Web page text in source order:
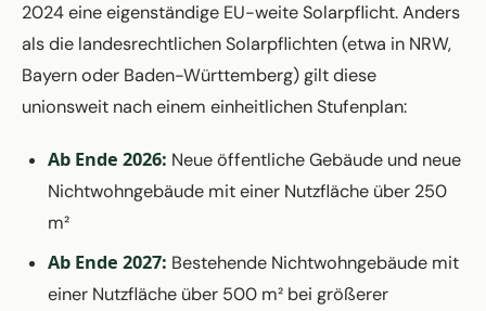
2024 eine eigenständige EU-weite Solarpflicht. Anders
als die landesrechtlichen Solarpflichten (etwa in NRW,
Bayern oder Baden-Württemberg) gilt diese
unionsweit nach einem einheitlichen Stufenplan:
Ab Ende 2026: Neue öffentliche Gebäude und neue
Nichtwohngebäude mit einer Nutzfläche über 250
m²
Ab Ende 2027: Bestehende Nichtwohngebäude mit
einer Nutzfläche über 500 m² bei größerer